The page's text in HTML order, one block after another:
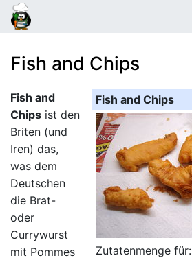
Fish and Chips
Wechseln zu: Navigation,Suche
Fish and Chips
Zutatenmenge für:
Fish and
Chips ist den
Briten (und
Iren) das,
was dem
Deutschen
die Brat-
oder
Currywurst
mit Pommes